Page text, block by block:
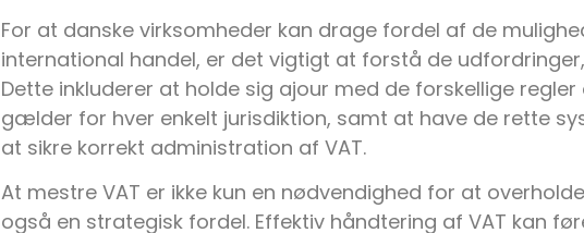
For at danske virksomheder kan drage fordel af de
international handel, er det vigtigt at forstå de
Dette inkluderer at holde sig ajour med de forskellige
gælder for hver enkelt jurisdiktion, samt at have de rette
at sikre korrekt administration af VAT.
At mestre VAT er ikke kun en nødvendighed for at
også en strategisk fordel. Effektiv håndtering af VAT kan